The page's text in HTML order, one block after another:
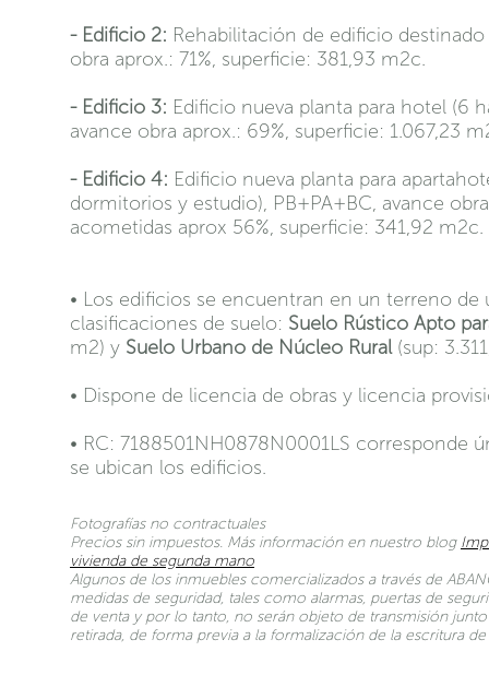
- Edificio 2: Rehabilitación de edificio
obra aprox.: 71%, superficie: 381,93 m2c.
- Edificio 3: Edificio nueva planta para hotel (6
avance obra aprox.: 69%, superficie: 1.067,23
- Edificio 4: Edificio nueva planta para
dormitorios y estudio), PB+PA+BC, avance
acometidas aprox 56%, superficie: 341,92 m2c.
• Los edificios se encuentran en un terreno de
clasificaciones de suelo: Suelo Rústico Apto
m2) y Suelo Urbano de Núcleo Rural (sup:
• Dispone de licencia de obras y licencia
• RC: 7188501NH0878N0001LS corresponde
se ubican los edificios.
Fotografías no contractuales
Precios sin impuestos. Más información en nuestro blog
vivienda de segunda mano
Algunos de los inmuebles comercializados a través de
medidas de seguridad, tales como alarmas, puertas de
de venta y por lo tanto, no serán objeto de transmisión
retirada, de forma previa a la formalización de la escritura